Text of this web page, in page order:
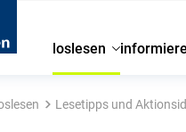
loslesen
Lesetipps und